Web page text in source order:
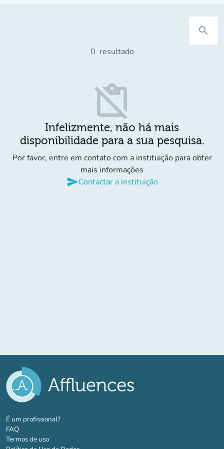
search
0 resultado
content_paste_off
Infelizmente, não há mais
disponibilidade para a sua pesquisa.
Por favor, entre em contato com a instituição para obter
mais informações
sendContactar a instituição
É um profissional?(novo separador)
FAQ
Termos de uso